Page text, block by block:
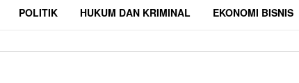
POLITIK HUKUM DAN KRIMINAL EKONOMI BISNIS